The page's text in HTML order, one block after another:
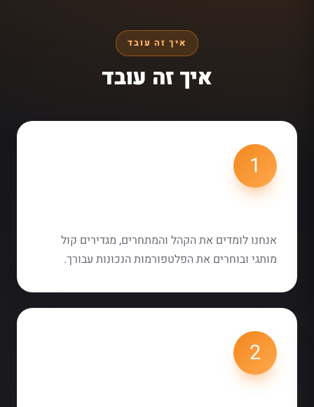
איך זה עובד
איך זה עובד
1
אנחנו לומדים את הקהל והמתחרים, מגדירים קול
מותגי ובוחרים את הפלטפורמות הנכונות עבורך.
2